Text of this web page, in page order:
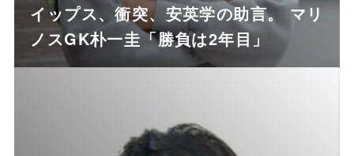
イップス、衝突、安英学の助言。 マリ
ノスGK朴一圭「勝負は2年目」